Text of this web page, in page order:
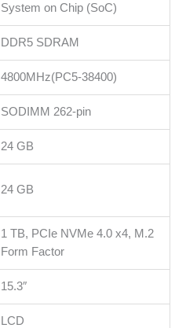
System on Chip (SoC)
DDR5 SDRAM
4800MHz(PC5-38400)
SODIMM 262-pin
24 GB
24 GB
1 TB, PCIe NVMe 4.0 x4, M.2
Form Factor
15.3″
LCD